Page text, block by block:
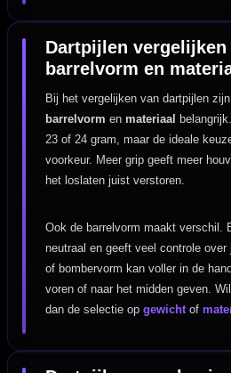
Dartpijlen
barrelvorm en
Bij het vergelijken van dartpijlen
barrelvorm enmateriaal
23 of 24 gram, maar de ideale
voorkeur. Meer grip geeft meer
het loslaten juist verstoren.
Ook de barrelvorm maakt verschil.
neutraal en geeft veel controle
of bombervorm kan voller in de
voren of naar het midden geven.
dan de selectie opgewichtof